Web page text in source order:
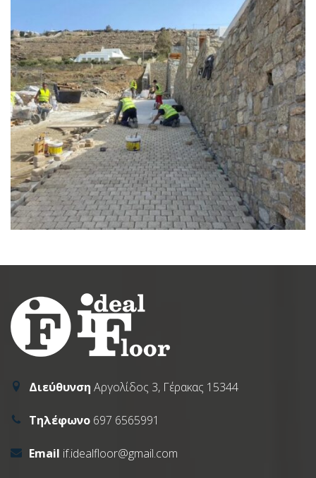
Διεύθυνση Αργολίδος 3, Γέρακας 15344
Τηλέφωνο 697 6565991
Email if.idealfloor@gmail.com